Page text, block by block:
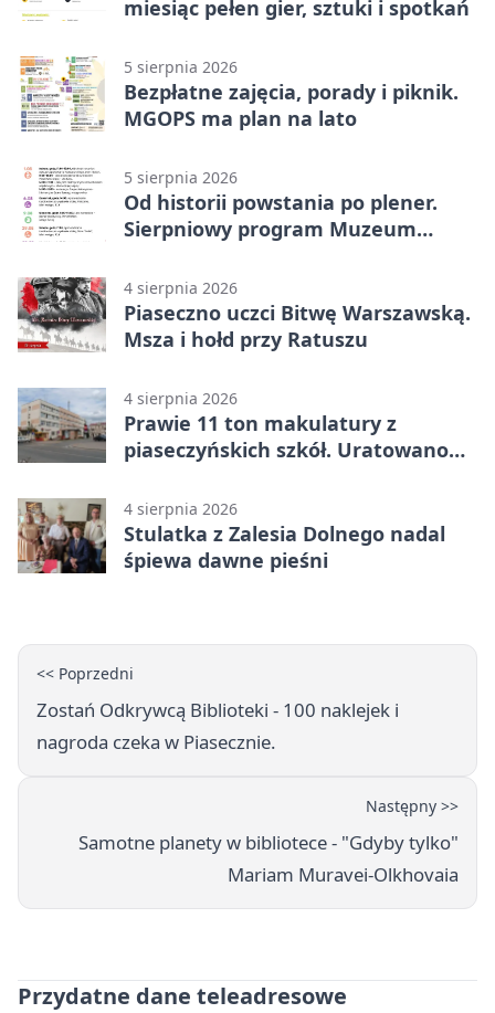
miesiąc pełen gier, sztuki i spotkań
5 sierpnia 2026
Bezpłatne zajęcia, porady i piknik.
MGOPS ma plan na lato
5 sierpnia 2026
Od historii powstania po plener.
Sierpniowy program Muzeum
4 sierpnia 2026
Piaseczno uczci Bitwę Warszawską.
Msza i hołd przy Ratuszu
4 sierpnia 2026
Prawie 11 ton makulatury z
piaseczyńskich szkół. Uratowano
4 sierpnia 2026
Stulatka z Zalesia Dolnego nadal
śpiewa dawne pieśni
<< Poprzedni
Zostań Odkrywcą Biblioteki - 100 naklejek i
nagroda czeka w Piasecznie.
Następny >>
Samotne planety w bibliotece - "Gdyby tylko"
Mariam Muravei-Olkhovaia
Przydatne dane teleadresowe